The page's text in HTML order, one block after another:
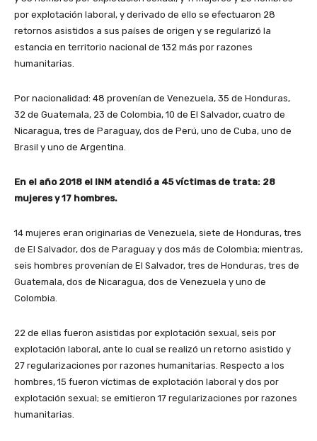
por explotación laboral, y derivado de ello se efectuaron 28
retornos asistidos a sus países de origen y se regularizó la
estancia en territorio nacional de 132 más por razones
humanitarias.
Por nacionalidad: 48 provenían de Venezuela, 35 de Honduras,
32 de Guatemala, 23 de Colombia, 10 de El Salvador, cuatro de
Nicaragua, tres de Paraguay, dos de Perú, uno de Cuba, uno de
Brasil y uno de Argentina.
En el año 2018 el INM atendió a 45 víctimas de trata: 28
mujeres y 17 hombres.
14 mujeres eran originarias de Venezuela, siete de Honduras, tres
de El Salvador, dos de Paraguay y dos más de Colombia; mientras,
seis hombres provenían de El Salvador, tres de Honduras, tres de
Guatemala, dos de Nicaragua, dos de Venezuela y uno de
Colombia.
22 de ellas fueron asistidas por explotación sexual, seis por
explotación laboral, ante lo cual se realizó un retorno asistido y
27 regularizaciones por razones humanitarias. Respecto a los
hombres, 15 fueron víctimas de explotación laboral y dos por
explotación sexual; se emitieron 17 regularizaciones por razones
humanitarias.